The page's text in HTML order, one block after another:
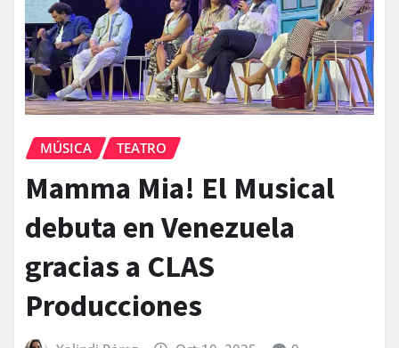
MÚSICA TEATRO
Mamma Mia! El Musical
debuta en Venezuela
gracias a CLAS
Producciones